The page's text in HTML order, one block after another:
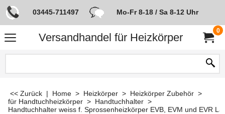
03445-711497 Mo-Fr 8-18 / Sa 8-12 Uhr
Versandhandel für Heizkörper
0
<< Zurück | Home > Heizkörper > Heizkörper Zubehör >
für Handtuchheizkörper > Handtuchhalter >
Handtuchhalter weiss f. Sprossenheizkörper EVB, EVM und EVR